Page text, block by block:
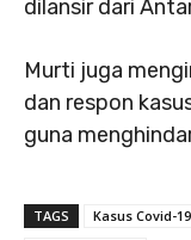
dilansir dari
Murti juga
dan respon
guna
TAGS Kasus Covid-19